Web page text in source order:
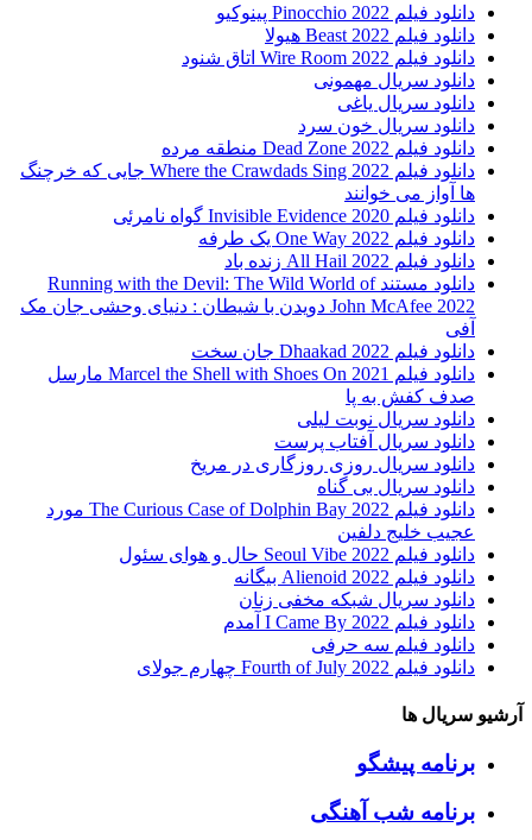
دانلود فیلم Pinocchio 2022 پینوکیو
دانلود فیلم Beast 2022 هیولا
دانلود فیلم Wire Room 2022 اتاق شنود
دانلود سریال مهمونی
دانلود سریال یاغی
دانلود سریال خون سرد
دانلود فیلم 2022 Dead Zone منطقه مرده
دانلود فیلم Where the Crawdads Sing 2022 جایی که خرچنگ
ها آواز می خوانند
دانلود فیلم 2020 Invisible Evidence گواه نامرئی
دانلود فیلم One Way 2022 یک طرفه
دانلود فیلم All Hail 2022 زنده باد
دانلود مستند Running with the Devil: The Wild World of
John McAfee 2022 دویدن با شیطان : دنیای وحشی جان مک
آفی
دانلود فیلم Dhaakad 2022 جان سخت
دانلود فیلم Marcel the Shell with Shoes On 2021 مارسل
صدف کفش به پا
دانلود سریال نوبت لیلی
دانلود سریال آفتاب پرست
دانلود سریال روزی روزگاری در مریخ
دانلود سریال بی گناه
دانلود فیلم The Curious Case of Dolphin Bay 2022 مورد
عجیب خلیج دلفین
دانلود فیلم Seoul Vibe 2022 حال و هوای سئول
دانلود فیلم Alienoid 2022 بیگانه
دانلود سریال شبکه مخفی زنان
دانلود فیلم I Came By 2022 آمدم
دانلود فیلم سه حرفی
دانلود فیلم Fourth of July 2022 چهارم جولای
آرشیو سریال ها
برنامه پیشگو
برنامه شب آهنگی